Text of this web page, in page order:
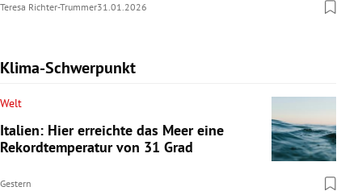
Teresa Richter-Trummer31.01.2026
Klima-Schwerpunkt
Welt
Italien: Hier erreichte das Meer eine
Rekordtemperatur von 31 Grad
Gestern